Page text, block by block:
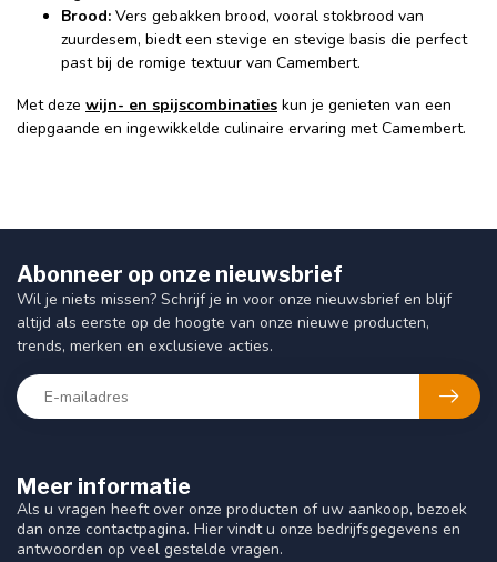
Brood: Vers gebakken brood, vooral stokbrood van
zuurdesem, biedt een stevige en stevige basis die perfect
past bij de romige textuur van Camembert.
Met deze wijn- en spijscombinaties kun je genieten van een
diepgaande en ingewikkelde culinaire ervaring met Camembert.
Meer informatie
Als u vragen heeft over onze producten of uw aankoop, bezoek
dan onze contactpagina. Hier vindt u onze bedrijfsgegevens en
antwoorden op veel gestelde vragen.
Abonneer op onze nieuwsbrief
Wil je niets missen? Schrijf je in voor onze nieuwsbrief en blijf
altijd als eerste op de hoogte van onze nieuwe producten,
trends, merken en exclusieve acties.